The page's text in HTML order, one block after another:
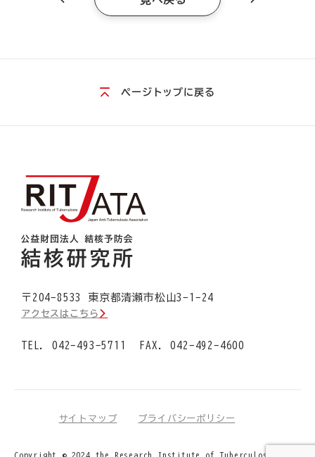
ページトップに戻る
〒 204-8533 東京都清瀬市松山3-1-24
アクセスはこちら
TEL. 042-493-5711 FAX. 042-492-4600
サイトマップ プライバシーポリシー
Copyright © 2024 the Research Institute of Tuberculosis/JATA